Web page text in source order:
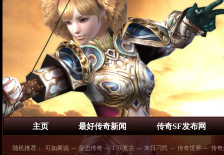
主页 最好传奇新闻 传奇SF发布网
随机推荐： 可如果说 ─ 变态传奇 ─ 1.76复古 ─ 末日刁民 ─ 传奇世界 ─ 传